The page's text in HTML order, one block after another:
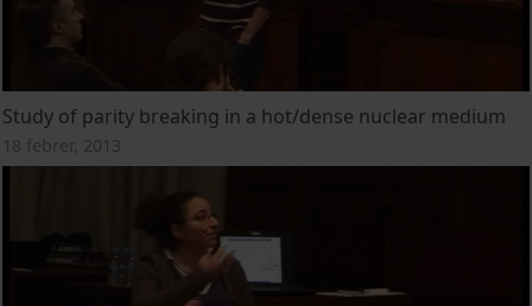
Study of parity breaking in a hot/dense nuclear medium
18 febrer, 2013